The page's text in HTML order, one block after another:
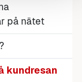
på nätet
kundresan